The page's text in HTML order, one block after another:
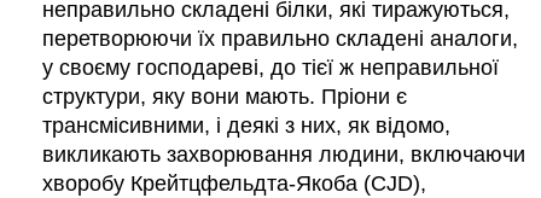
неправильно складені білки, які тиражуються,
перетворюючи їх правильно складені аналоги,
у своєму господареві, до тієї ж неправильної
структури, яку вони мають. Пріони є
трансмісивними, і деякі з них, як відомо,
викликають захворювання людини, включаючи
хворобу Крейтцфельдта-Якоба (CJD),